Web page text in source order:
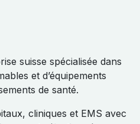
suisse spécialisée dans
et d’équipements
de santé.
cliniques et EMS avec